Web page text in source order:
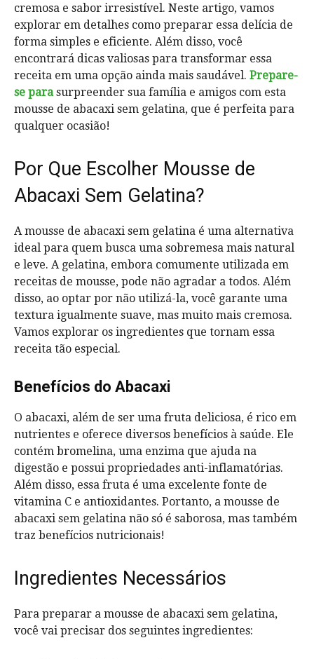
cremosa e sabor irresistível. Neste artigo, vamos
explorar em detalhes como preparar essa delícia de
forma simples e eficiente. Além disso, você
encontrará dicas valiosas para transformar essa
receita em uma opção ainda mais saudável. Prepare-
se parasurpreender sua família e amigos com esta
mousse de abacaxi sem gelatina, que é perfeita para
qualquer ocasião!
Por Que Escolher Mousse de
Abacaxi Sem Gelatina?
A mousse de abacaxi sem gelatina é uma alternativa
ideal para quem busca uma sobremesa mais natural
e leve. A gelatina, embora comumente utilizada em
receitas de mousse, pode não agradar a todos. Além
disso, ao optar por não utilizá-la, você garante uma
textura igualmente suave, mas muito mais cremosa.
Vamos explorar os ingredientes que tornam essa
receita tão especial.
Benefícios do Abacaxi
O abacaxi, além de ser uma fruta deliciosa, é rico em
nutrientes e oferece diversos benefícios à saúde. Ele
contém bromelina, uma enzima que ajuda na
digestão e possui propriedades anti-inflamatórias.
Além disso, essa fruta é uma excelente fonte de
vitamina C e antioxidantes. Portanto, a mousse de
abacaxi sem gelatina não só é saborosa, mas também
traz benefícios nutricionais!
Ingredientes Necessários
Para preparar a mousse de abacaxi sem gelatina,
você vai precisar dos seguintes ingredientes: